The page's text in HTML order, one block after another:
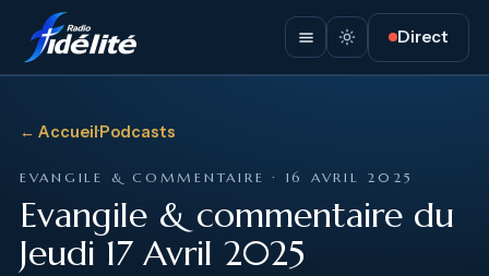
Direct
← Accueil·Podcasts
EVANGILE & COMMENTAIRE · 16 AVRIL 2025
Evangile & commentaire du
Jeudi 17 Avril 2025